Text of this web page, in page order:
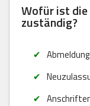
Wofür ist
zuständig?